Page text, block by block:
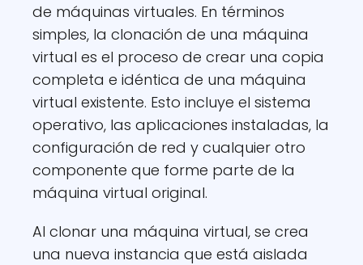
de máquinas virtuales. En términos
simples, la clonación de una máquina
virtual es el proceso de crear una copia
completa e idéntica de una máquina
virtual existente. Esto incluye el sistema
operativo, las aplicaciones instaladas, la
configuración de red y cualquier otro
componente que forme parte de la
máquina virtual original.
Al clonar una máquina virtual, se crea
una nueva instancia que está aislada